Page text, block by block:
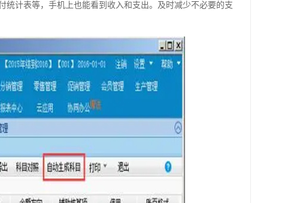
计表等，手机上也能看到收入和支出。及时减少不必要的支